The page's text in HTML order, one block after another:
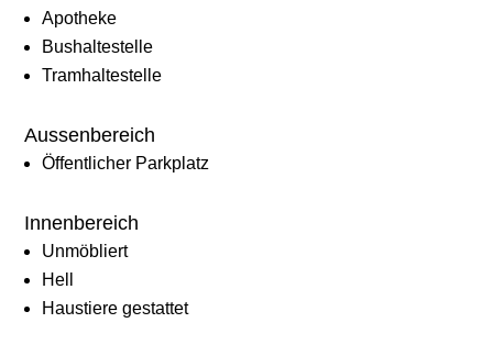
Apotheke
Bushaltestelle
Tramhaltestelle
Aussenbereich
Öffentlicher Parkplatz
Innenbereich
Unmöbliert
Hell
Haustiere gestattet